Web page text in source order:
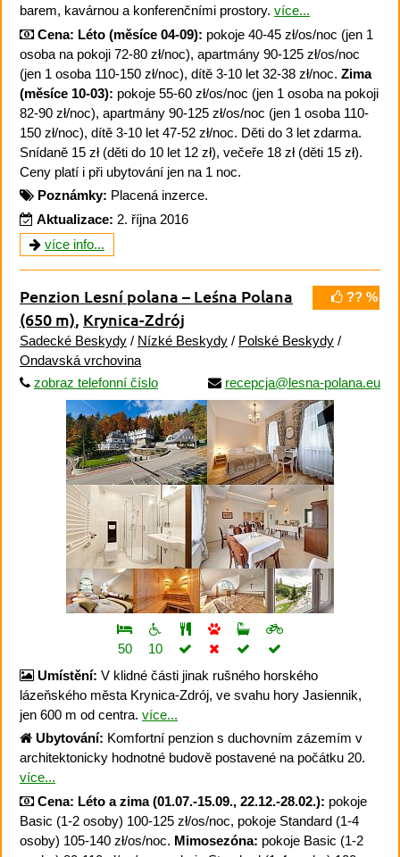
barem, kavárnou a konferenčními prostory. více...
Cena: Léto (měsíce 04-09): pokoje 40-45 zł/os/noc (jen 1
osoba na pokoji 72-80 zł/noc), apartmány 90-125 zł/os/noc
(jen 1 osoba 110-150 zł/noc), dítě 3-10 let 32-38 zł/noc. Zima
(měsíce 10-03): pokoje 55-60 zł/os/noc (jen 1 osoba na pokoji
82-90 zł/noc), apartmány 90-125 zł/os/noc (jen 1 osoba 110-
150 zł/noc), dítě 3-10 let 47-52 zł/noc. Děti do 3 let zdarma.
Snídaně 15 zł (děti do 10 let 12 zł), večeře 18 zł (děti 15 zł).
Ceny platí i při ubytování jen na 1 noc.
Poznámky: Placená inzerce.
Aktualizace: 2. října 2016
více info...
?? %
Penzion Lesní polana – Leśna Polana
(650 m), Krynica-Zdrój
Sadecké Beskydy / Nízké Beskydy / Polské Beskydy /
Ondavská vrchovina
zobraz telefonní číslo
recepcja@lesna-polana.eu
50
10
Umístění: V klidné části jinak rušného horského
lázeňského města Krynica-Zdrój, ve svahu hory Jasiennik,
jen 600 m od centra. více...
Ubytování: Komfortní penzion s duchovním zázemím v
architektonicky hodnotné budově postavené na počátku 20.
více...
Cena: Léto a zima (01.07.-15.09., 22.12.-28.02.): pokoje
Basic (1-2 osoby) 100-125 zł/os/noc, pokoje Standard (1-4
osoby) 105-140 zł/os/noc. Mimosezóna: pokoje Basic (1-2